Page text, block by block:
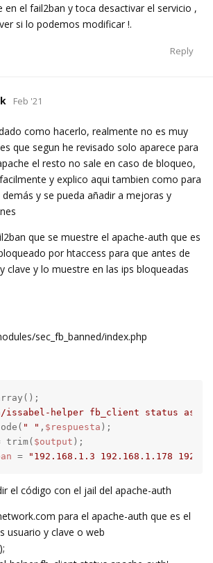
en el fail2ban y toca desactivar el servicio ,
si lo podemos modificar !.
Reply
Feb '21
como hacerlo, realmente no es muy
que segun he revisado solo aparece para
el resto no sale en caso de bloqueo,
y explico aqui tambien como para
y se pueda añadir a mejoras y
que se muestre el apache-auth que es
por htaccess para que antes de
clave y lo muestre en las ips bloqueadas
sec_fb_banned/index.php
issabel-helper fb_client status
" " , $respuesta
trim( $output );
= "192.168.1.3 192.168.1.178
el código con el jail del apache-auth
para el apache-auth que es el
usuario y clave o web